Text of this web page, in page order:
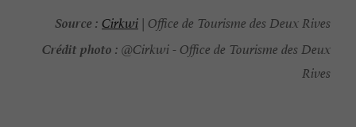
Source : Cirkwi | Office de Tourisme des Deux Rives
Crédit photo : @Cirkwi - Office de Tourisme des Deux
Rives